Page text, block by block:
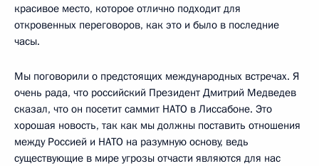
красивое место, которое отлично подходит для
откровенных переговоров, как это и было в последние
часы.
Мы поговорили о предстоящих международных встречах. Я
очень рада, что российский Президент Дмитрий Медведев
сказал, что он посетит саммит НАТО в Лиссабоне. Это
хорошая новость, так как мы должны поставить отношения
между Россией и НАТО на разумную основу, ведь
существующие в мире угрозы отчасти являются для нас